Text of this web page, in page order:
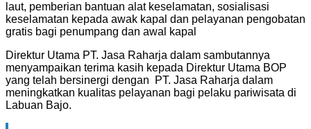
laut, pemberian bantuan alat keselamatan, sosialisasi
keselamatan kepada awak kapal dan pelayanan pengobatan
gratis bagi penumpang dan awal kapal
Direktur Utama PT. Jasa Raharja dalam sambutannya
menyampaikan terima kasih kepada Direktur Utama BOP
yang telah bersinergi dengan PT. Jasa Raharja dalam
meningkatkan kualitas pelayanan bagi pelaku pariwisata di
Labuan Bajo.